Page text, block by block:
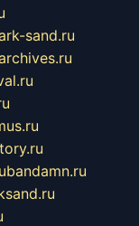
sand.ru
bandamn.ru